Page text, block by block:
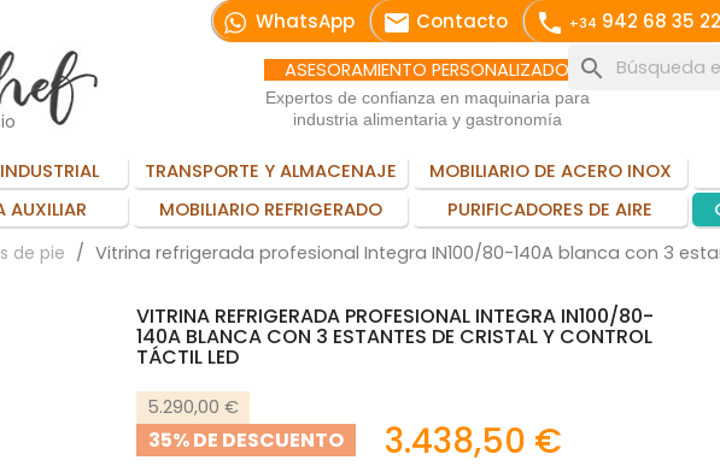
WhatsApp email Contacto call +34 942 68 35 22
ASESORAMIENTO PERSONALIZADO
Expertos de confianza en maquinaria para
industria alimentaria y gastronomía
search
TRANSPORTE Y ALMACENAJE MOBILIARIO DE ACERO INOX
AUXILIAR
MOBILIARIO REFRIGERADO PURIFICADORES DE AIRE
de pie Vitrina refrigerada profesional Integra IN100/80-140A blanca con 3
VITRINA REFRIGERADA PROFESIONAL INTEGRA IN100/80-
140A BLANCA CON 3 ESTANTES DE CRISTAL Y CONTROL
TÁCTIL LED
5.290,00 €
35% DE DESCUENTO 3.438,50 €